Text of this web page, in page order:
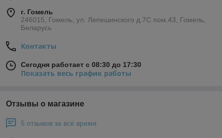
г. Гомель
246015, Гомель, ул. Лепешинского д.7С пом.43, Гомель,
Беларусь
Контакты
Сегодня работает с 08:30 до 17:30
Показать весь график работы
Отзывы о магазине
5 отзывов за всё время